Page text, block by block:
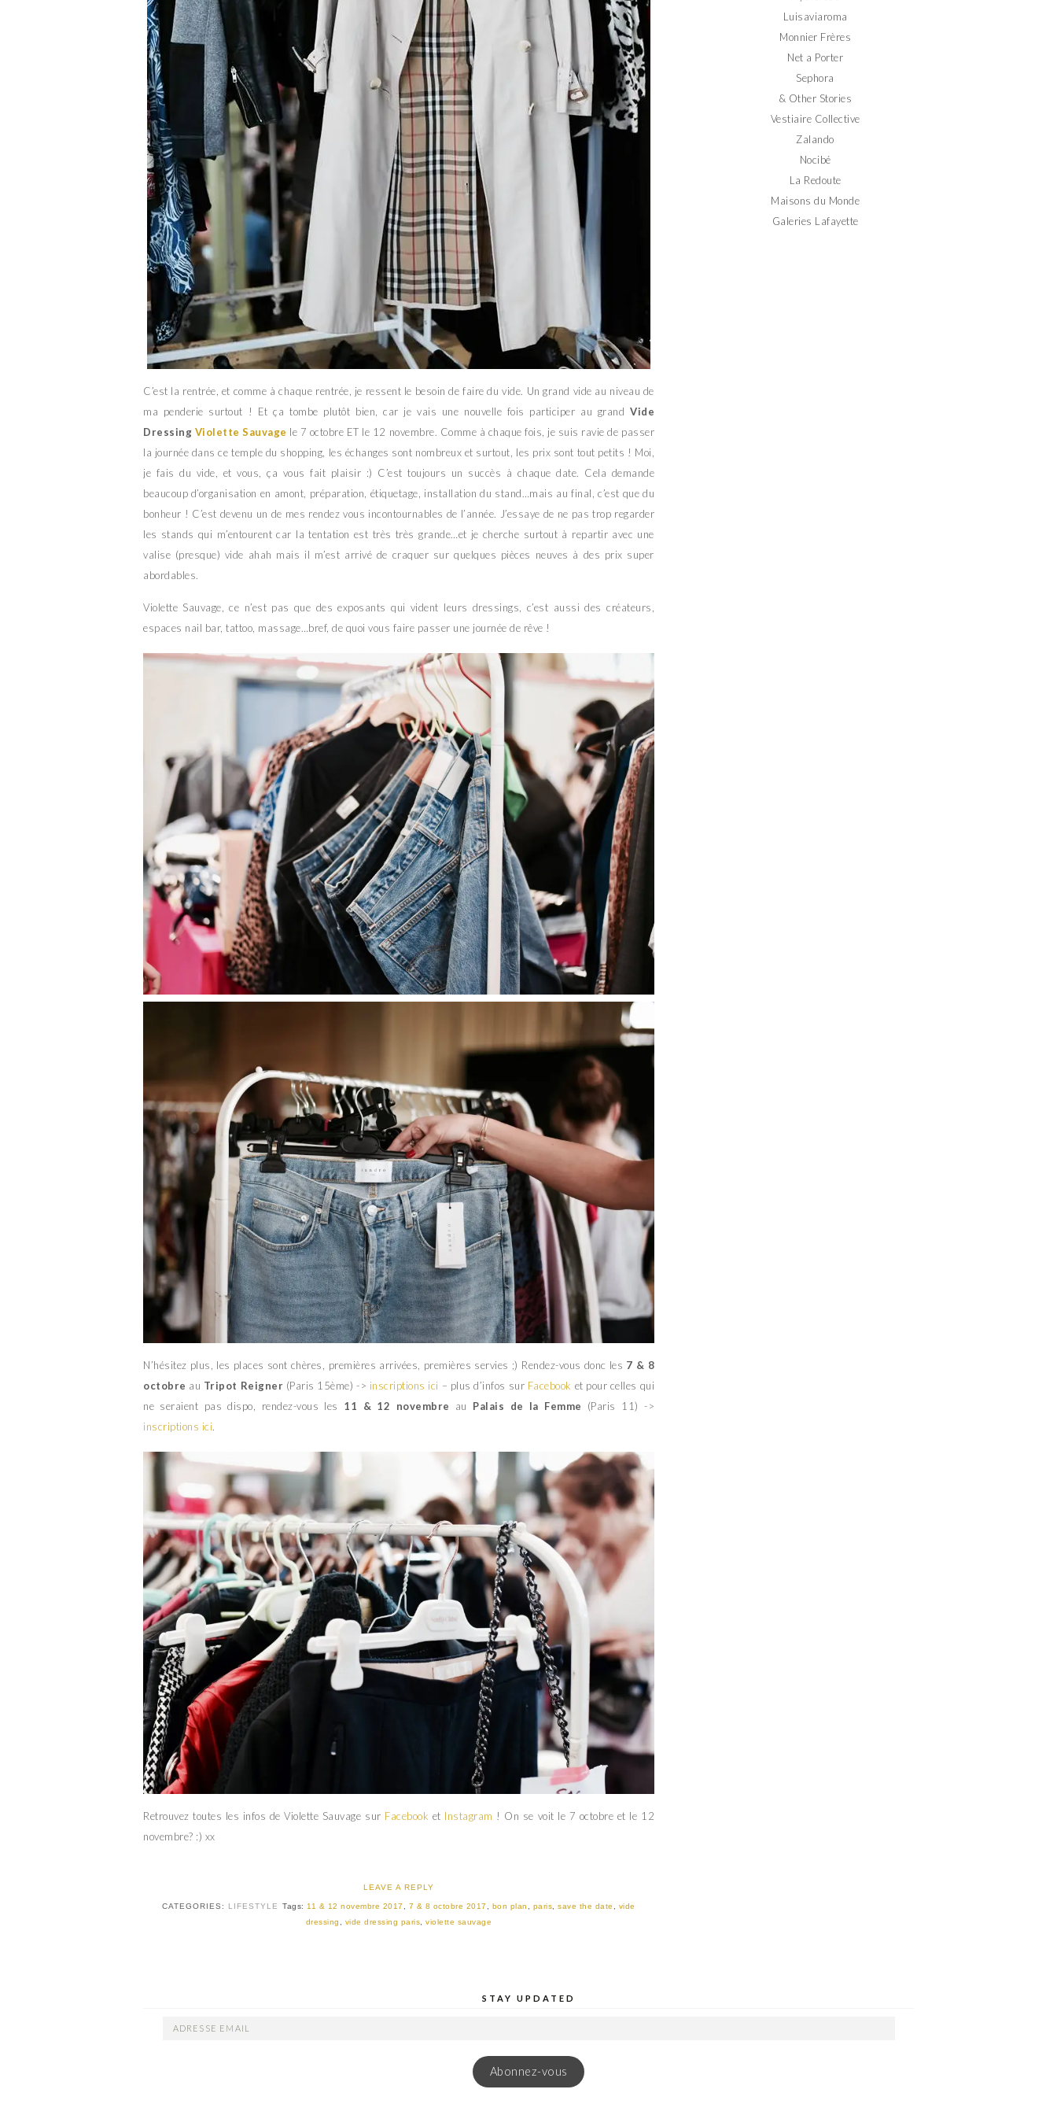
C’est la rentrée, et comme à chaque rentrée, je ressent le besoin de faire du vide. Un grand vide au niveau de
ma penderie surtout ! Et ça tombe plutôt bien, car je vais une nouvelle fois participer au grand Vide
Dressing Violette Sauvage le 7 octobre ET le 12 novembre. Comme à chaque fois, je suis ravie de passer
la journée dans ce temple du shopping, les échanges sont nombreux et surtout, les prix sont tout petits ! Moi,
je fais du vide, et vous, ça vous fait plaisir :) C’est toujours un succès à chaque date. Cela demande
beaucoup d’organisation en amont, préparation, étiquetage, installation du stand…mais au final, c’est que du
bonheur ! C’est devenu un de mes rendez vous incontournables de l’année. J’essaye de ne pas trop regarder
les stands qui m’entourent car la tentation est très très grande…et je cherche surtout à repartir avec une
valise (presque) vide ahah mais il m’est arrivé de craquer sur quelques pièces neuves à des prix super
abordables.
Violette Sauvage, ce n’est pas que des exposants qui vident leurs dressings, c’est aussi des créateurs,
espaces nail bar, tattoo, massage…bref, de quoi vous faire passer une journée de rêve !
N’hésitez plus, les places sont chères, premières arrivées, premières servies ;) Rendez-vous donc les 7 & 8
octobre au Tripot Reigner (Paris 15ème) -> inscriptions ici – plus d’infos sur Facebook et pour celles qui
ne seraient pas dispo, rendez-vous les 11 & 12 novembre au Palais de la Femme
(Paris 11) ->
inscriptions ici.
Retrouvez toutes les infos de Violette Sauvage sur Facebook et Instagram ! On se voit le 7 octobre et le 12
novembre? :) xx
LEAVE A REPLY
CATEGORIES: LIFESTYLE Tags: 11 & 12 novembre 2017 7 & 8 octobre 2017 bon plan paris ,save the date
vide
dressing
vide dressing paris ,violette sauvage
Luisaviaroma
Monnier Frères
Net a Porter
Sephora
& Other Stories
Vestiaire Collective
Zalando
Nocibé
La Redoute
Maisons du Monde
Galeries Lafayette
STAY UPDATED
ADRESSE
Abonnez-vous